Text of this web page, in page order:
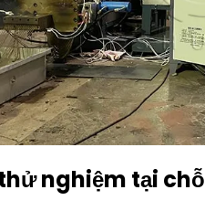
nghiệm tại chỗ